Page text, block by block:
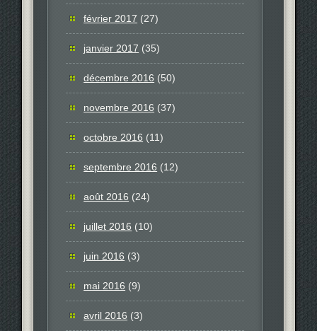
février 2017 (27)
janvier 2017 (35)
décembre 2016 (50)
novembre 2016 (37)
octobre 2016 (11)
septembre 2016 (12)
août 2016 (24)
juillet 2016 (10)
juin 2016 (3)
mai 2016 (9)
avril 2016 (3)